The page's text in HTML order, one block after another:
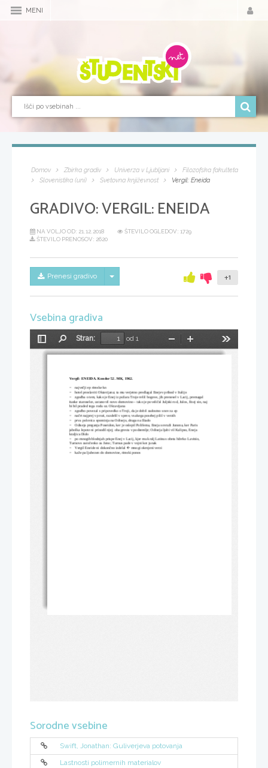
MENI
Domov Zbirka gradiv Univerza v Ljubljani
Filozofska fakulteta
Slovenistika (uni)
Svetovna književnost Vergil: Eneida
GRADIVO:VERGIL: ENEIDA
NA VOLJO OD: 21.12.2018
ŠTEVILO OGLEDOV: 1729
ŠTEVILO PRENOSOV: 2620
Prenesi gradivo Skrij/prikaži meni +1
Vsebina gradiva
Preklopi
stransko
Stran:
od 1
Pomanjšaj
Vergil: ENEIDA. Kondor 52. MK, 1962.
−
največji ep rimske kn
−
hotel proslaviti Oktavijana; ta mu verjetno predlagal Enejev prihod v Italijo
−
zgodba o tem, kako je Enej iz požara Troje rešil bogove, jih prenesel v Lacij, premagal
itaske staroselce, ustanovil novo domovino – tako je poveličal Juljski rod, Julos, Enej sin, naj
bi bil praded tega rodu oz. Oktavijana
−
zgodbo povezal s pripovedko o Troji, da je dobil zadostno snov za ep
−
načrt najprej v prozi, razdelil v speve, vsakega posebej pilil v verzih
−
prva polovica spominja na Odisejo, druga na Iliado
−
Odiseja preganja Poseidon, ker je oslepil Polifema, Eneja sovraži Junona, ker Paris
jabolka lepote ni prisodil njej; oba gresta v podzemlje; Odiseja ljubi vil Kalipso, Eneja
kraljica Dido
−
po mnogih blodnjah prispe Enej v Lacij, kjer mu kralj Latinus obeta hčerko Lavinio,
Turnovo zaročenko za ženo; Turnus pade v vojni kot junak
−
Vergil Eneide ni dokončno izdelal  mnogi okrnjeni verzi
−
kaže pa ljubezen do domovine, rimski ponos
Sorodne vsebine
Swift, Jonathan: Guliverjeva potovanja
Lastnosti polimernih materialov